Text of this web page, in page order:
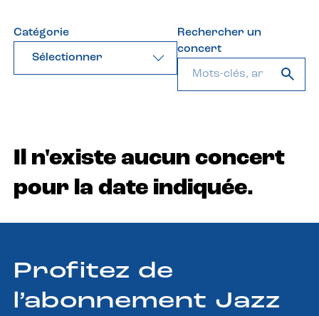
Catégorie
Sélectionner
Rechercher un
concert
Il n'existe aucun concert
pour la date indiquée.
Profitez de
l’abonnement Jazz